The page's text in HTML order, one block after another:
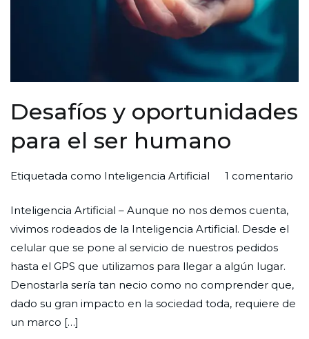
Desafíos y oportunidades
para el ser humano
Por
Ciudad
Nueva
Publicada
27
de
abril
de
2023
Publicada
Enfoque
Etiquetada como Inteligencia Artificial 1 comentarioen
ser
Inteligencia Artificial – Aunque no nos demos cuenta,
vivimos rodeados de la Inteligencia Artificial. Desde el
celular que se pone al servicio de nuestros pedidos
hasta el GPS que utilizamos para llegar a algún lugar.
Denostarla sería tan necio como no comprender que,
dado su gran impacto en la sociedad toda, requiere de
un marco […]